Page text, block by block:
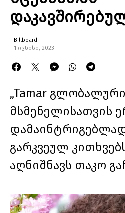
Billboard
1 ივნისი, 2023
„Tamar გლობალური
მსმენელისათვის
გარკვეულ
აღნიშნავს თაკო